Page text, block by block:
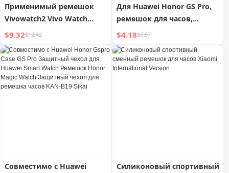
Применимый ремешок
Vivowatch2 Vivo Watch
Strap Vivo Watch2 Watch
Band 42mm Wrist Strap
Iqoowatch2 Replacement
Strap Silicone Metal Milanis
Leather Accessories
$9.32$12.42
Для Huawei Honor GS Pro,
ремешок для часов,
силиконовый спортивный
браслет, Bluetooth,
деловой, модные
аксессуары, фторкаучук,
$4.18$5.57
Совместимо с Huawei
Силиконовый спортивный